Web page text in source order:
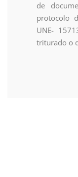
de
protocolo
UNE-
triturado o